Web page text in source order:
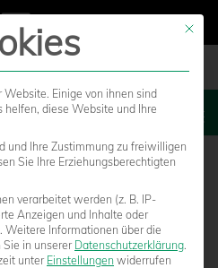
MENU
– 1. FC Düren
Mit
Einige von ihnen sind
diese Website und Ihre
und Ihre Zustimmung zu freiwilligen
Sie Ihre Erziehungsberechtigten
verarbeitet werden (z. B. IP-
Anzeigen und Inhalte oder
Weitere Informationen über die
in unserer Datenschutzerklärung.
unter Einstellungen widerrufen